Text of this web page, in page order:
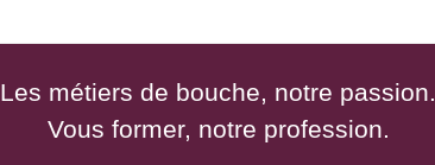
Les métiers de bouche, notre passion.
Vous former, notre profession.